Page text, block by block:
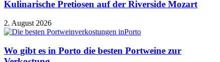
Kulinarische Pretiosen auf der Riverside Mozart
2. August 2026
Wo gibt es in Porto die besten Portweine zur